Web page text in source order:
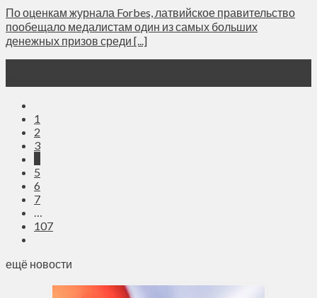
По оценкам журнала Forbes, латвийское правительство
пообещало медалистам один из самых больших
денежных призов среди [...]
1
2
3
5
6
7
…
107
ещё новости